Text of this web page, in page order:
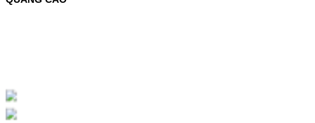
Chọn mua